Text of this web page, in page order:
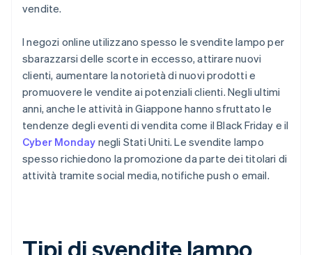
vendite.
I negozi online utilizzano spesso le svendite lampo per
sbarazzarsi delle scorte in eccesso, attirare nuovi
clienti, aumentare la notorietà di nuovi prodotti e
promuovere le vendite ai potenziali clienti. Negli ultimi
anni, anche le attività in Giappone hanno sfruttato le
tendenze degli eventi di vendita come il Black Friday e il
Cyber Monday negli Stati Uniti. Le svendite lampo
spesso richiedono la promozione da parte dei titolari di
attività tramite social media, notifiche push o email.
Tipi di svendite lampo